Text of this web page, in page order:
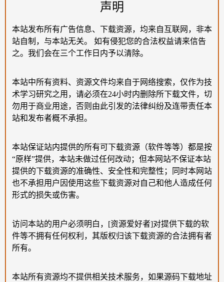
声明
本站发布所有广告信息、下载资源，均来自互联网，非本
站自制，与本站无关。 如有侵犯您的合法权益请来信告
之。我们会在三个工作日内予以清除。
本站中所有资料、资源文件均来自于网络搜索，仅作为技
术学习研究之用，请必须在24小时内删除所下载文件，切
勿用于商业用途，否则由此引发的法律纠纷及连带责任本
站和发布者概不承担。
本站保证站内提供的所有可下载资源（软件等等）都是按
“原样”提供，本站未做过任何改动；但本网站不保证本站
提供的下载资源的准确性、安全性和完整性；同时本网站
也不承担用户因使用这些下载资源对自己和他人造成任何
形式的损失或伤害。
访问本站的用户必须明白，[资源爱好者]对提供下载的软
件等不拥有任何权利，其版权归该下载资源的合法拥有者
所有。
本站所有资源均不提供相关技术服务，如果源码下载地址